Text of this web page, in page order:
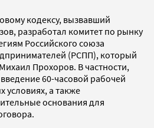
кодексу, вызвавший
разработал комитет по рынку
Российского союза
(РСПП), который
Прохоров. В частности,
60-часовой рабочей
условиях, а также
основания для